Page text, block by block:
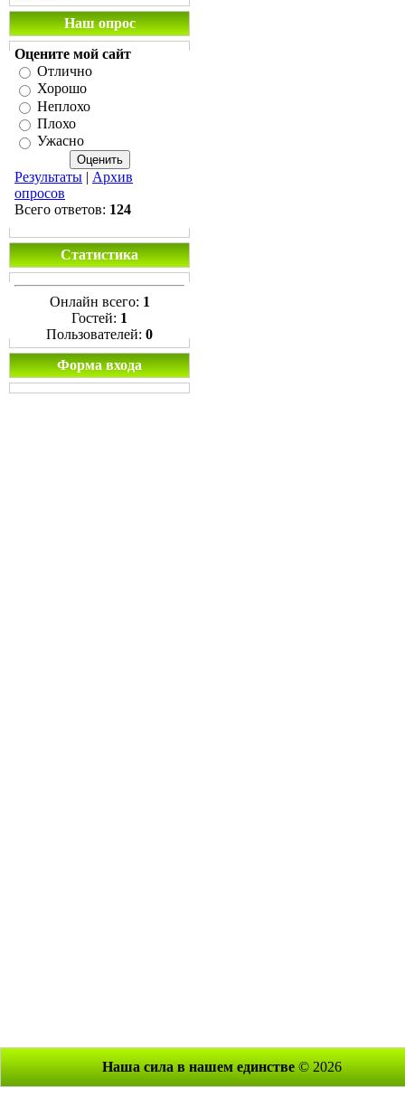
Наш опрос
Оцените мой сайт
Отлично
Хорошо
Неплохо
Плохо
Ужасно
Результаты | Архив
опросов
Всего ответов: 124
Статистика
Онлайн всего: 1
Гостей: 1
Пользователей: 0
Форма входа
Наша сила в нашем единстве © 2026